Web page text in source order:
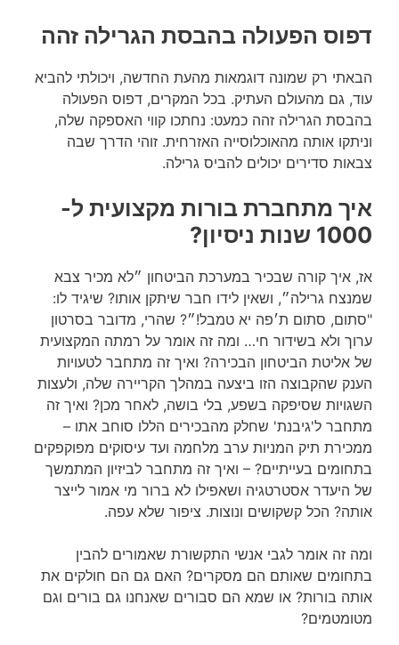
דפוס הפעולה בהבסת הגרילה זהה
הבאתי רק שמונה דוגמאות מהעת החדשה, ויכולתי להביא
עוד, גם מהעולם העתיק. בכל המקרים, דפוס הפעולה
בהבסת הגרילה זהה כמעט: נחתכו קווי האספקה שלה,
וניתקו אותה מהאוכלוסייה האזרחית. זוהי הדרך שבה
צבאות סדירים יכולים להביס גרילה.
איך מתחברת בורות מקצועית ל-
1000 שנות ניסיון?
אז, איך קורה שבכיר במערכת הביטחון ״לא מכיר צבא
שמנצח גרילה״, ושאין לידו חבר שיתקן אותו? שיגיד לו:
"סתום, סתום ת׳פה יא טמבל!״? שהרי, מדובר בסרטון
ערוך ולא בשידור חי… ומה זה אומר על רמתה המקצועית
של אליטת הביטחון הבכירה? ואיך זה מתחבר לטעויות
הענק שהקבוצה הזו ביצעה במהלך הקריירה שלה, ולעצות
השגויות שסיפקה בשפע, בלי בושה, לאחר מכן? ואיך זה
מתחבר ל'גיבנת' שחלק מהבכירים הללו סוחב אתו –
ממכירת תיק המניות ערב מלחמה ועד עיסוקים מפוקפקים
בתחומים בעייתיים? – ואיך זה מתחבר לביזיון המתמשך
של היעדר אסטרטגיה ושאפילו לא ברור מי אמור לייצר
אותה? הכל קשקושים ונוצות. ציפור שלא עפה.
ומה זה אומר לגבי אנשי התקשורת שאמורים להבין
בתחומים שאותם הם מסקרים? האם גם הם חולקים את
אותה בורות? או שמא הם סבורים שאנחנו גם בורים וגם
מטומטמים?